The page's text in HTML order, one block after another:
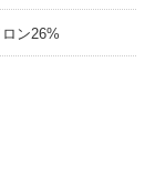
ン26%